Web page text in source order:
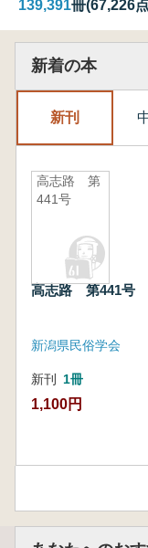
139,391冊(67,226
新着の本
新刊
高志路 第
441号
高志路 第441号
新潟県民俗学会
新刊 1冊
1,100円